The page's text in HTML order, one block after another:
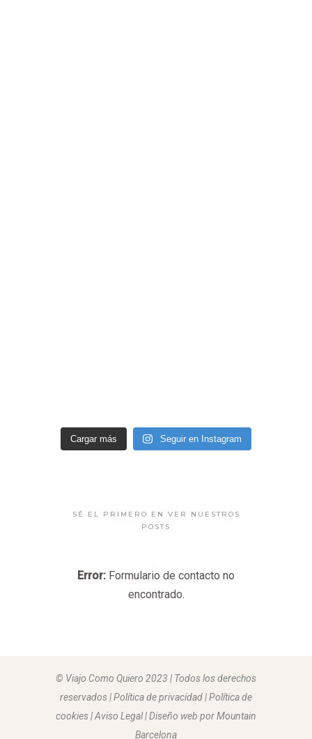
Cargar más Seguir en Instagram
SÉ EL PRIMERO EN VER NUESTROS
POSTS
Error: Formulario de contacto no
encontrado.
© Viajo Como Quiero 2023 | Todos los derechos
reservados | Política de privacidad | Política de
cookies | Aviso Legal |Diseño web por Mountain
Barcelona